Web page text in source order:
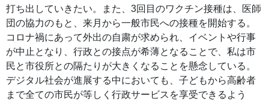
打ち出していきたい。また、3回目のワクチン接種は、医師
団の協力のもと、来月から一般市民への接種を開始する。
コロナ禍にあって外出の自粛が求められ、イベントや行事
が中止となり、行政との接点が希薄となることで、私は市
民と市役所との隔たりが大きくなることを懸念している。
デジタル社会が進展する中においても、子どもから高齢者
まで全ての市民が等しく行政サービスを享受できるよう